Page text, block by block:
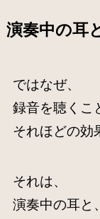
演奏中の耳
ではなぜ、
録音を聴くこ
それほどの効
それは、
演奏中の耳と